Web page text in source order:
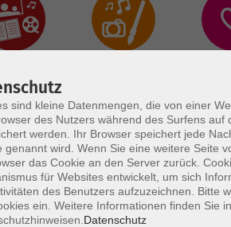
sind kleine Datenmengen, die von einer
des Nutzers während des Surfens auf
werden. Ihr Browser speichert jede
genannt wird. Wenn Sie eine weitere Seite
das Cookie an den Server zurück.
für Websites entwickelt, um sich
des Benutzers aufzuzeichnen. Bitte
ein. Weitere Informationen finden Sie
Datenschutz